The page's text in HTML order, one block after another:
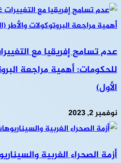
عدم تسامح إفريقيا مع
للحكومات: أهمية مراجعة
الأول)
نوفمبر 2, 2023
أزمة الصحراء الغربية